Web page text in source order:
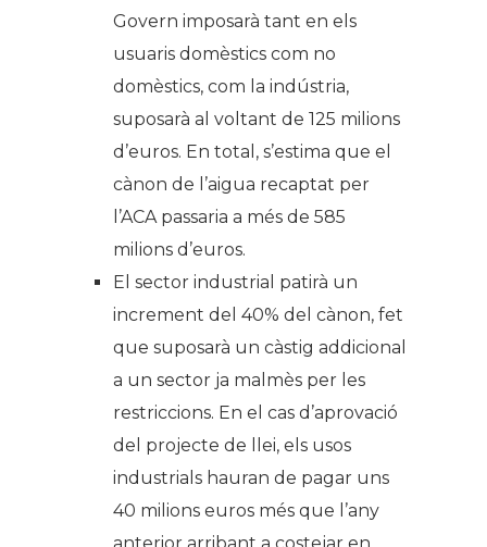
Govern imposarà tant en els
usuaris domèstics com no
domèstics, com la indústria,
suposarà al voltant de 125 milions
d’euros. En total, s’estima que el
cànon de l’aigua recaptat per
l’ACA passaria a més de 585
milions d’euros.
El sector industrial patirà un
increment del 40% del cànon, fet
que suposarà un càstig addicional
a un sector ja malmès per les
restriccions. En el cas d’aprovació
del projecte de llei, els usos
industrials hauran de pagar uns
40 milions euros més que l’any